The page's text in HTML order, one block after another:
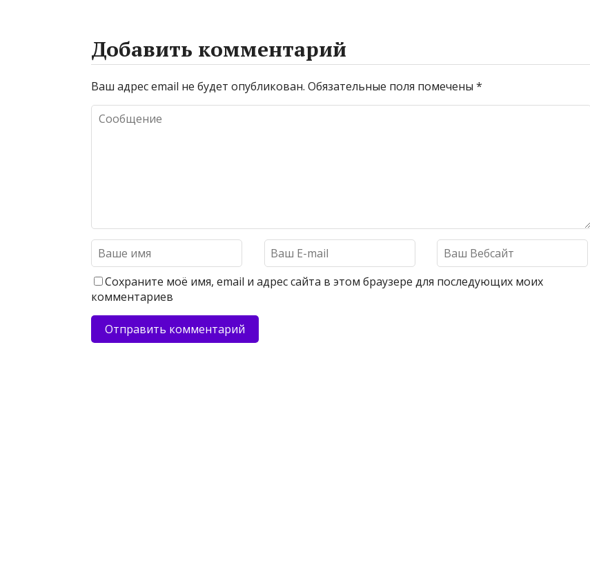
Добавить комментарий
Ваш адрес email не будет опубликован. Обязательные поля помечены *
Сохраните моё имя, email и адрес сайта в этом браузере для последующих моих
комментариев